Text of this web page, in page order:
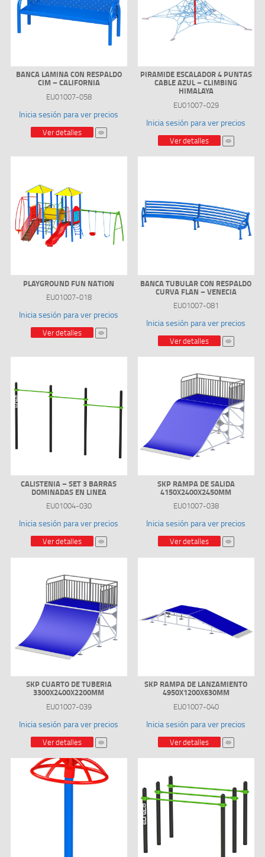
BANCA LAMINA CON RESPALDO
CIM – CALIFORNIA
EU01007-058
Inicia sesión para ver precios
Ver detalles
PIRAMIDE ESCALADOR 4 PUNTAS
CABLE AZUL – CLIMBING
HIMALAYA
EU01007-029
Inicia sesión para ver precios
Ver detalles
PLAYGROUND FUN NATION
EU01007-018
Inicia sesión para ver precios
Ver detalles
BANCA TUBULAR CON RESPALDO
CURVA FLAN – VENECIA
EU01007-081
Inicia sesión para ver precios
Ver detalles
CALISTENIA – SET 3 BARRAS
DOMINADAS EN LINEA
EU01004-030
Inicia sesión para ver precios
Ver detalles
SKP RAMPA DE SALIDA
4150X2400X2450MM
EU01007-038
Inicia sesión para ver precios
Ver detalles
SKP CUARTO DE TUBERIA
3300X2400X2200MM
EU01007-039
Inicia sesión para ver precios
Ver detalles
SKP RAMPA DE LANZAMIENTO
4950X1200X630MM
EU01007-040
Inicia sesión para ver precios
Ver detalles